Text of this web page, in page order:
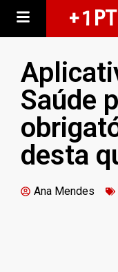
+ 1 PT
Saúde
desta
Ana Mendes